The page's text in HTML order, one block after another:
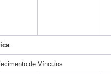
de Vínculos